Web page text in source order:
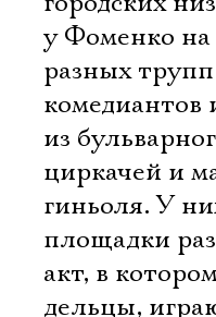
у Фоменко на
разных
комедиантов
из
циркачей и
гиньоля. У
площадки
акт, в
дельцы,